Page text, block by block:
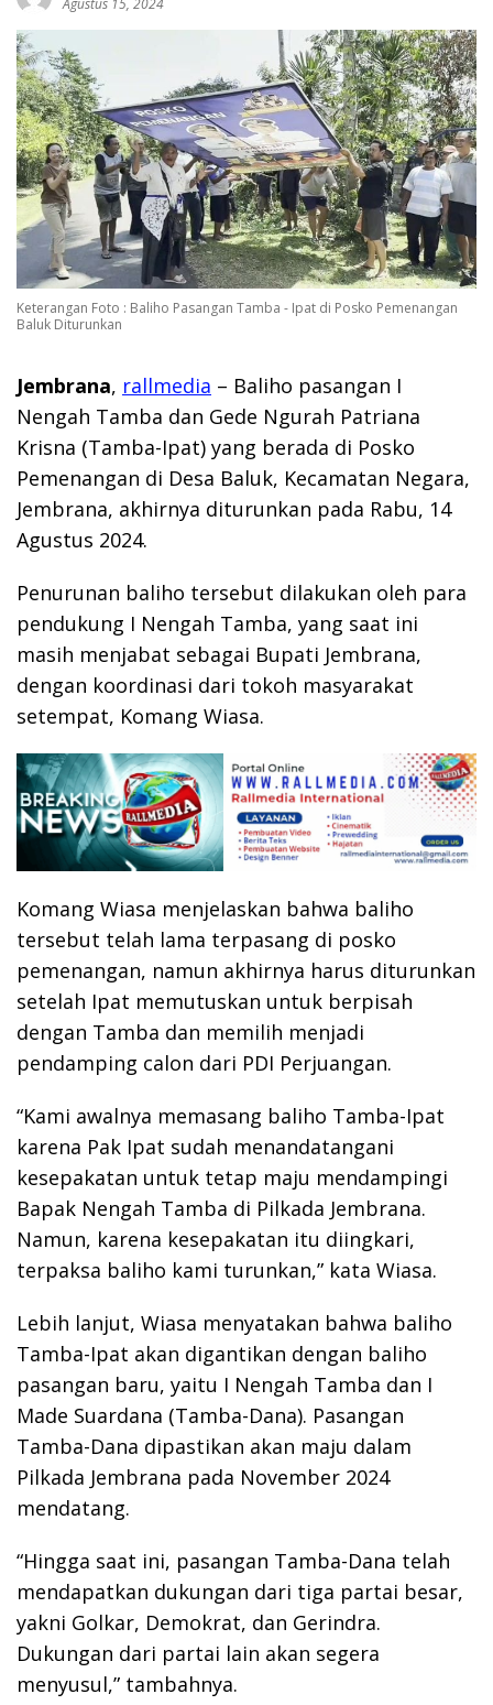
Keterangan Foto : Baliho Pasangan Tamba - Ipat di Posko Pemenangan
Baluk Diturunkan
Jembrana, rallmedia – Baliho pasangan I
Nengah Tamba dan Gede Ngurah Patriana
Krisna (Tamba-Ipat) yang berada di Posko
Pemenangan di Desa Baluk, Kecamatan Negara,
Jembrana, akhirnya diturunkan pada Rabu, 14
Agustus 2024.
Penurunan baliho tersebut dilakukan oleh para
pendukung I Nengah Tamba, yang saat ini
masih menjabat sebagai Bupati Jembrana,
dengan koordinasi dari tokoh masyarakat
setempat, Komang Wiasa.
Komang Wiasa menjelaskan bahwa baliho
tersebut telah lama terpasang di posko
pemenangan, namun akhirnya harus diturunkan
setelah Ipat memutuskan untuk berpisah
dengan Tamba dan memilih menjadi
pendamping calon dari PDI Perjuangan.
“Kami awalnya memasang baliho Tamba-Ipat
karena Pak Ipat sudah menandatangani
kesepakatan untuk tetap maju mendampingi
Bapak Nengah Tamba di Pilkada Jembrana.
Namun, karena kesepakatan itu diingkari,
terpaksa baliho kami turunkan,” kata Wiasa.
Lebih lanjut, Wiasa menyatakan bahwa baliho
Tamba-Ipat akan digantikan dengan baliho
pasangan baru, yaitu I Nengah Tamba dan I
Made Suardana (Tamba-Dana). Pasangan
Tamba-Dana dipastikan akan maju dalam
Pilkada Jembrana pada November 2024
mendatang.
“Hingga saat ini, pasangan Tamba-Dana telah
mendapatkan dukungan dari tiga partai besar,
yakni Golkar, Demokrat, dan Gerindra.
Dukungan dari partai lain akan segera
menyusul,” tambahnya.